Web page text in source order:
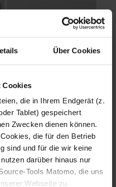
Über Cookies
Cookies
die in Ihrem Endgerät (z.
Tablet) gespeichert
Zwecken dienen können.
die für den Betrieb
sind und für die wir keine
darüber hinaus nur
Tools Matomo, die uns
Webseite zu
Fotografo: Lorenz
Sternbach
Download